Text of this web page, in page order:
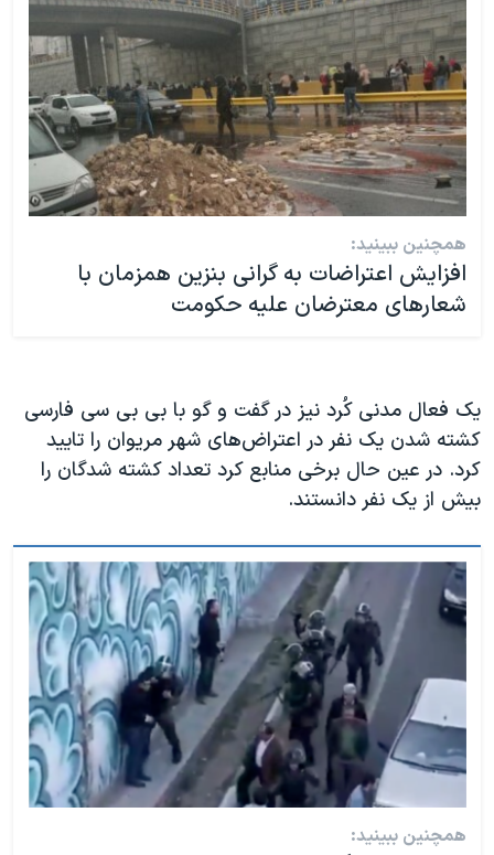
همچنین ببینید:
افزایش اعتراضات به گرانی بنزین همزمان با
شعارهای معترضان علیه حکومت
یک فعال مدنی کُرد نیز در گفت و گو با بی بی سی فارسی
کشته شدن یک نفر در اعتراض‌های شهر مریوان را تایید
کرد. در عین حال برخی منابع کرد تعداد کشته شدگان را
بیش از یک نفر دانستند.
همچنین ببینید: